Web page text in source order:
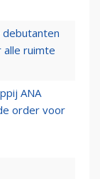
alle ruimte
ANA
order voor